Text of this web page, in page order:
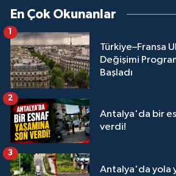
En Çok Okunanlar
Türkiye–Fransa
Değişimi
Başladı
1
Antalya'da bir
verdi!
2
Antalya'da yola
3